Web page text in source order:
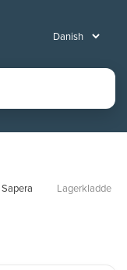
Lagerkladde